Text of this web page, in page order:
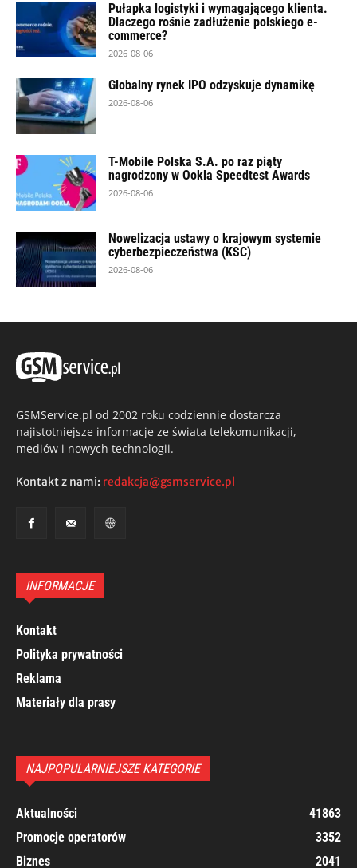
Pułapka logistyki i wymagającego klienta.
Dlaczego rośnie zadłużenie polskiego e-
commerce?
2026-08-06
Globalny rynek IPO odzyskuje dynamikę
2026-08-06
T-Mobile Polska S.A. po raz piąty
nagrodzony w Ookla Speedtest Awards
2026-08-06
Nowelizacja ustawy o krajowym systemie
cyberbezpieczeństwa (KSC)
2026-08-06
GSMService.pl od 2002 roku codziennie dostarcza
najistotniejsze informacje ze świata telekomunikacji,
mediów i nowych technologii.
Kontakt z nami: redakcja@gsmservice.pl
INFORMACJE
Kontakt
Polityka prywatności
Reklama
Materiały dla prasy
NAJPOPULARNIEJSZE KATEGORIE
Aktualności
41863
Promocje operatorów
3352
Biznes
2041